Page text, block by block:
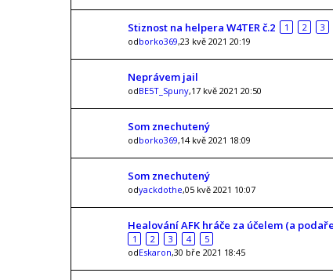
Stiznost na helpera W4TER č.2 1 2
3
odborko369,23 kvě 2021 20:19
Neprávem jail
odBE5T_Spuny,17 kvě 2021 20:50
Som znechutený
odborko369,14 kvě 2021 18:09
Som znechutený
odyackdothe,05 kvě 2021 10:07
Healování AFK hráče za účelem (a
1 2 3 4
5
odEskaron,30 bře 2021 18:45